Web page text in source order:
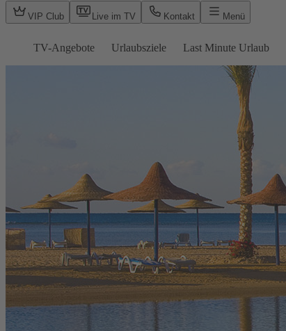
VIP Club Live im TV Kontakt Menü
TV-Angebote Urlaubsziele Last Minute Urlaub